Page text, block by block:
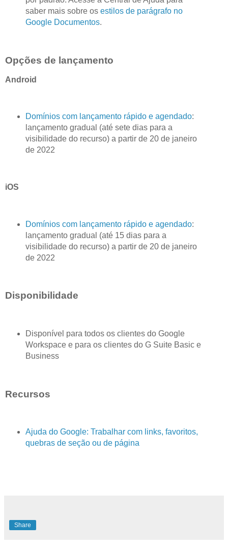
saber mais sobre os estilos de parágrafo no
Google Documentos.
Opções de lançamento
Android
Domínios com lançamento rápido e agendado:
lançamento gradual (até sete dias para a
visibilidade do recurso) a partir de 20 de janeiro
de 2022
iOS
Domínios com lançamento rápido e agendado:
lançamento gradual (até 15 dias para a
visibilidade do recurso) a partir de 20 de janeiro
de 2022
Disponibilidade
Disponível para todos os clientes do Google
Workspace e para os clientes do G Suite Basic e
Business
Recursos
Ajuda do Google: Trabalhar com links, favoritos,
quebras de seção ou de página
Share